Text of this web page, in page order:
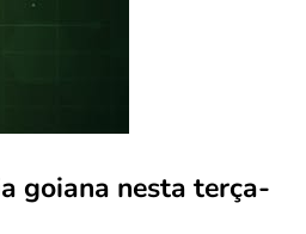
goiana nesta terça-